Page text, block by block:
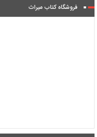
فروشگاه کتاب میراث